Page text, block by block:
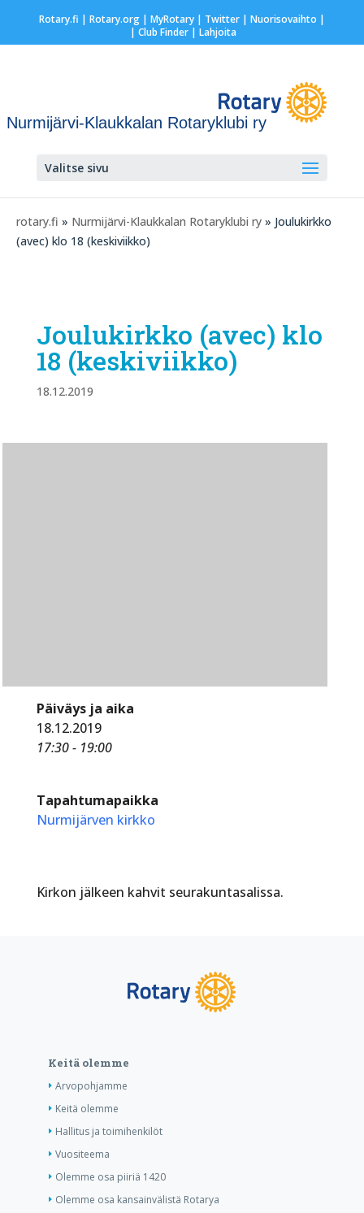
Rotary.fi | Rotary.org| MyRotary| Twitter| Nuorisovaihto |
| Club Finder| Lahjoita
Nurmijärvi-Klaukkalan Rotaryklubi ry
Valitse sivu
rotary.fi » Nurmijärvi-Klaukkalan Rotaryklubi ry » Joulukirkko
(avec) klo 18 (keskiviikko)
Joulukirkko (avec) klo
18 (keskiviikko)
18.12.2019
Päiväys ja aika
18.12.2019
17:30 - 19:00
Tapahtumapaikka
Nurmijärven kirkko
Kirkon jälkeen kahvit seurakuntasalissa.
Keitä olemme
Arvopohjamme
Keitä olemme
Hallitus ja toimihenkilöt
Vuositeema
Olemme osa piiriä 1420
Olemme osa kansainvälistä Rotarya